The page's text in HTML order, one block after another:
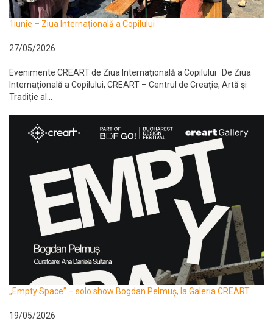
1iunie – Ziua Internațională a Copilului
27/05/2026
Evenimente CREART de Ziua Internațională a Copilului De Ziua
Internațională a Copilului, CREART – Centrul de Creație, Artă și
Tradiție al...
„Empty Space” – solo show Bogdan Pelmuș, la Galeria CREART
19/05/2026